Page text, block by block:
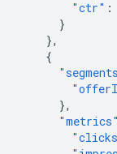
"ctr" :
}
},
{
},
"metrics"